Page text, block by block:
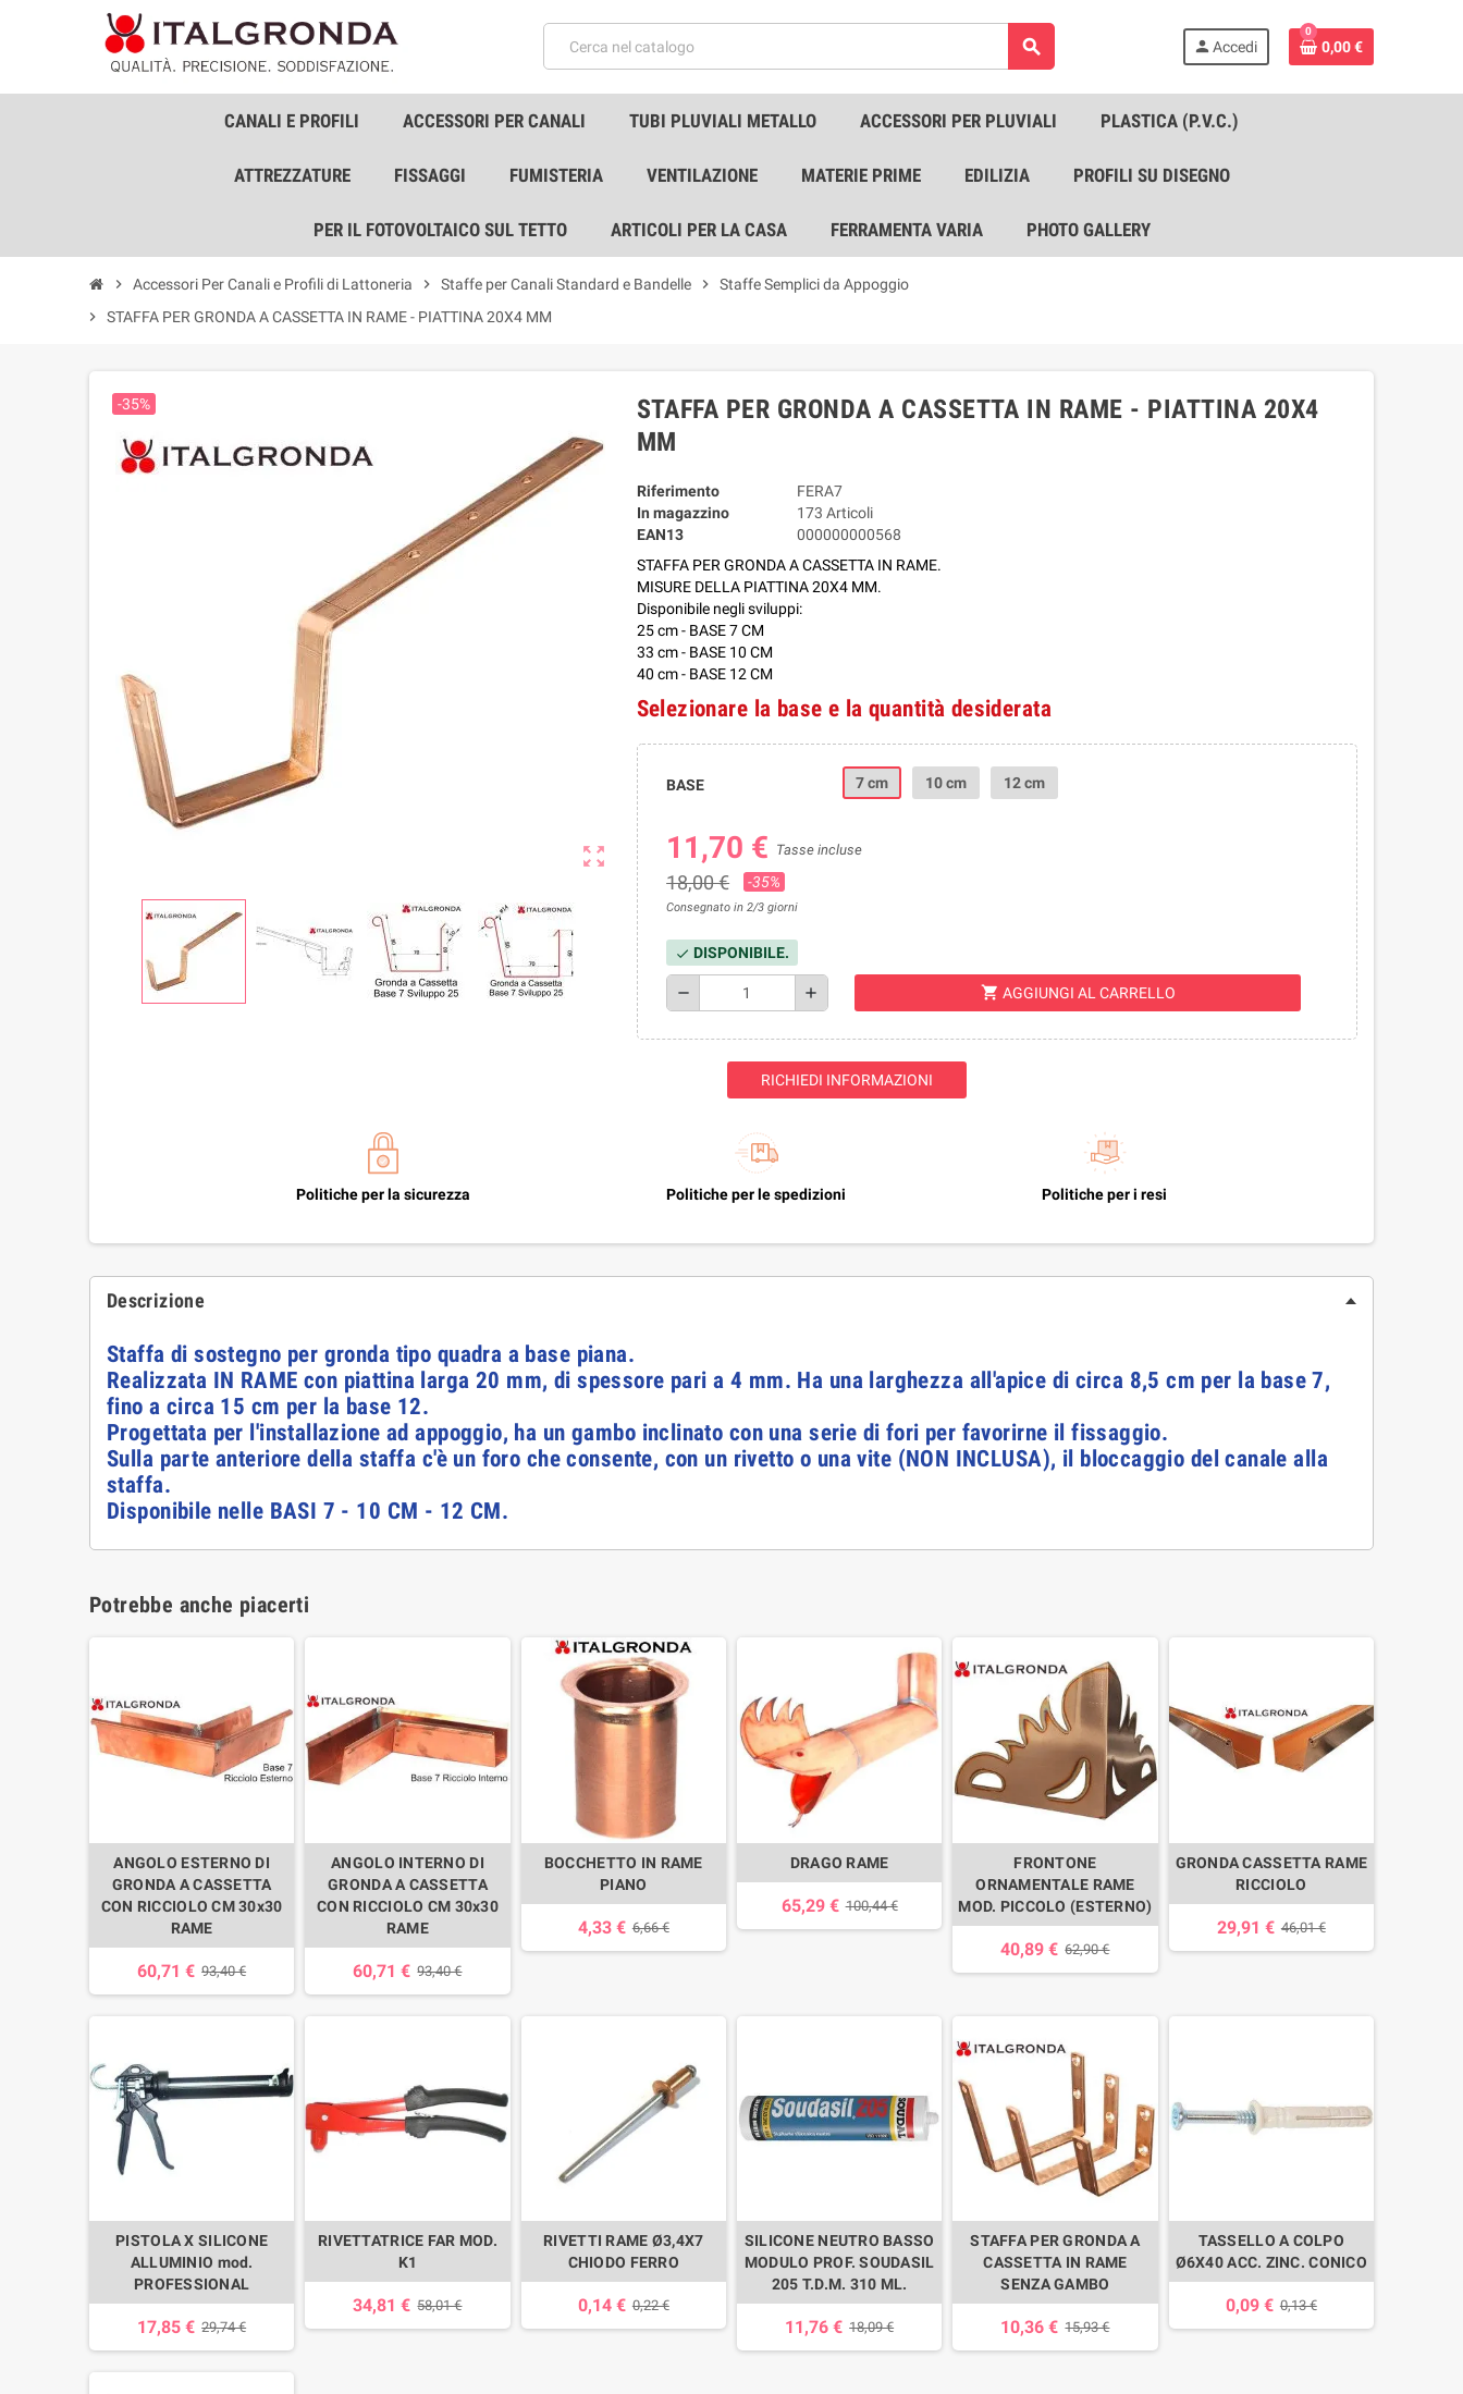
search person Accedi
0
0,00 €
CANALI E PROFILI ACCESSORI PER CANALI TUBI PLUVIALI METALLO ACCESSORI PER PLUVIALI PLASTICA (P.V.C.)
ATTREZZATURE FISSAGGI FUMISTERIA VENTILAZIONE MATERIE PRIME EDILIZIA PROFILI SU DISEGNO
PER IL FOTOVOLTAICO SUL TETTO ARTICOLI PER LA CASA FERRAMENTA VARIA PHOTO GALLERY
chevron_right Accessori Per Canali e Profili di Lattoneria chevron_right Staffe per Canali Standard e Bandelle chevron_right
Staffe Semplici da Appoggio
chevron_right
STAFFA PER GRONDA A CASSETTA IN RAME - PIATTINA 20X4 MM
zoom_out_map
-35%
STAFFA PER GRONDA A CASSETTA IN RAME - PIATTINA 20X4
MM
Riferimento
FERA7
In magazzino
173 Articoli
EAN13
000000000568
STAFFA PER GRONDA A CASSETTA IN RAME.
MISURE DELLA PIATTINA 20X4 MM.
Disponibile negli sviluppi:
25 cm - BASE 7 CM
33 cm - BASE 10 CM
40 cm - BASE 12 CM
Selezionare la base e la quantità desiderata
BASE 7 cm 10 cm 12 cm
11,70 € Tasse incluse
18,00 € -35%
Consegnato in 2/3 giorni
check DISPONIBILE.
remove add shopping_cart AGGIUNGI AL CARRELLO
RICHIEDI INFORMAZIONI
Politiche per la sicurezza Politiche per le spedizioni Politiche per i resi
Descrizione
Staffa di sostegno per gronda tipo quadra a base piana.
Realizzata IN RAME con piattina larga 20 mm, di spessore pari a 4 mm. Ha una larghezza all'apice di circa 8,5 cm per la base 7,
fino a circa 15 cm per la base 12.
Progettata per l'installazione ad appoggio, ha un gambo inclinato con una serie di fori per favorirne il fissaggio.
Sulla parte anteriore della staffa c'è un foro che consente, con un rivetto o una vite (NON INCLUSA), il bloccaggio del canale alla
staffa.
Disponibile nelle BASI 7 - 10 CM - 12 CM.
Potrebbe anche piacerti
ANGOLO ESTERNO DI
GRONDA A CASSETTA
CON RICCIOLO CM 30x30
RAME
60,71 € 93,40 €
ANGOLO INTERNO DI
GRONDA A CASSETTA
CON RICCIOLO CM 30x30
RAME
60,71 € 93,40 €
BOCCHETTO IN RAME
PIANO
4,33 € 6,66 €
DRAGO RAME
65,29 € 100,44 €
FRONTONE
ORNAMENTALE RAME
MOD. PICCOLO (ESTERNO)
40,89 € 62,90 €
GRONDA CASSETTA RAME
RICCIOLO
29,91 € 46,01 €
PISTOLA X SILICONE
ALLUMINIO mod.
PROFESSIONAL
17,85 € 29,74 €
RIVETTATRICE FAR MOD.
K1
34,81 € 58,01 €
RIVETTI RAME Ø3,4X7
CHIODO FERRO
0,14 € 0,22 €
SILICONE NEUTRO BASSO
MODULO PROF. SOUDASIL
205 T.D.M. 310 ML.
11,76 € 18,09 €
STAFFA PER GRONDA A
CASSETTA IN RAME
SENZA GAMBO
10,36 € 15,93 €
TASSELLO A COLPO
Ø6X40 ACC. ZINC. CONICO
0,09 € 0,13 €